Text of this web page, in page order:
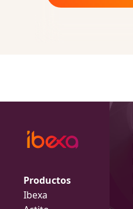
Productos
Ibexa